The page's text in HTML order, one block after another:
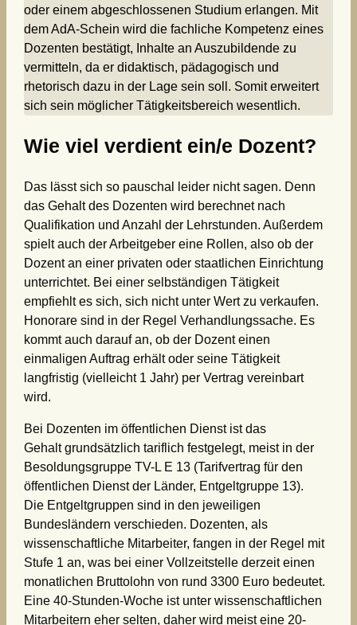
oder einem abgeschlossenen Studium erlangen. Mit
dem AdA-Schein wird die fachliche Kompetenz eines
Dozenten bestätigt, Inhalte an Auszubildende zu
vermitteln, da er didaktisch, pädagogisch und
rhetorisch dazu in der Lage sein soll. Somit erweitert
sich sein möglicher Tätigkeitsbereich wesentlich.
Wie viel verdient ein/e Dozent?
Das lässt sich so pauschal leider nicht sagen. Denn
das Gehalt des Dozenten wird berechnet nach
Qualifikation und Anzahl der Lehrstunden. Außerdem
spielt auch der Arbeitgeber eine Rollen, also ob der
Dozent an einer privaten oder staatlichen Einrichtung
unterrichtet. Bei einer selbständigen Tätigkeit
empfiehlt es sich, sich nicht unter Wert zu verkaufen.
Honorare sind in der Regel Verhandlungssache. Es
kommt auch darauf an, ob der Dozent einen
einmaligen Auftrag erhält oder seine Tätigkeit
langfristig (vielleicht 1 Jahr) per Vertrag vereinbart
wird.
Bei Dozenten im öffentlichen Dienst ist das
Gehalt grundsätzlich tariflich festgelegt, meist in der
Besoldungsgruppe TV-L E 13 (Tarifvertrag für den
öffentlichen Dienst der Länder, Entgeltgruppe 13).
Die Entgeltgruppen sind in den jeweiligen
Bundesländern verschieden. Dozenten, als
wissenschaftliche Mitarbeiter, fangen in der Regel mit
Stufe 1 an, was bei einer Vollzeitstelle derzeit einen
monatlichen Bruttolohn von rund 3300 Euro bedeutet.
Eine 40-Stunden-Woche ist unter wissenschaftlichen
Mitarbeitern eher selten, daher wird meist eine 20-